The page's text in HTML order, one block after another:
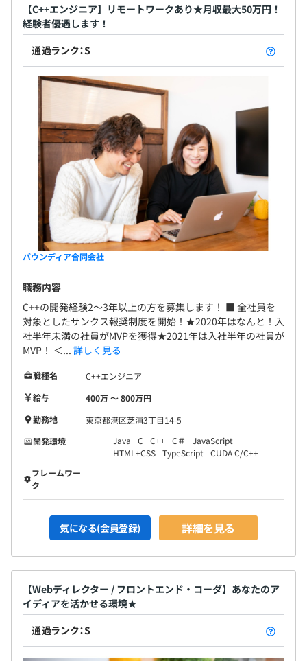
【C++エンジニア】リモートワークあり★月収最大50万円！
経験者優遇します！
通過ランク：S
バウンディア合同会社
職務内容
C++の開発経験2～3年以上の方を募集します！ ■ 全社員を
対象としたサンクス報奨制度を開始！★2020年はなんと！入
社半年未満の社員がMVPを獲得★2021年は入社半年の社員が
MVP！ ＜... 詳しく見る
職種名
C++エンジニア
給与
400万 〜 800万円
勤務地
東京都港区芝浦3丁目14-5
開発環境
Java C C++ C＃
JavaScript
HTML+CSS TypeScript
CUDA C/C++
フレームワー
ク
気になる(会員登録) 詳細を見る
【Webディレクター / フロントエンド・コーダ】あなたのア
イディアを活かせる環境★
通過ランク：S